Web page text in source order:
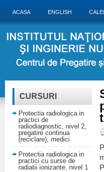
ACASA ENGLISH
CURSURI
Protectia radiologica in
practici de
radiodiagnostic, nivel 2,
pregatire continua
(reciclare), medici
Protectia radiologica in
practici cu surse de
radiatii ionizante, nivel 1